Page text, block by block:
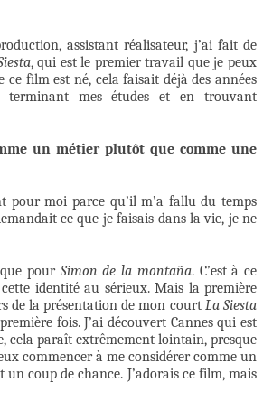
assistant réalisateur, j’ai fait de
, qui est le premier travail que je peux
film est né, cela faisait déjà des années
terminant mes études et en trouvant
un métier plutôt que comme une
pour moi parce qu’il m’a fallu du temps
ce que je faisais dans la vie, je ne
pour Simon de la montaña. C’est à ce
identité au sérieux. Mais la première
de la présentation de mon court La Siesta
fois. J’ai découvert Cannes qui est
cela paraît extrêmement lointain, presque
commencer à me considérer comme un
coup de chance. J’adorais ce film, mais